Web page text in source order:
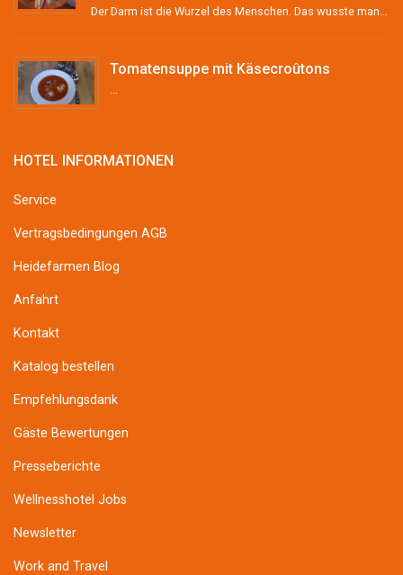
Tomatensuppe mit Käsecroûtons
HOTEL INFORMATIONEN
Service
Vertragsbedingungen AGB
Heidefarmen Blog
Anfahrt
Kontakt
Katalog bestellen
Empfehlungsdank
Gäste Bewertungen
Presseberichte
Wellnesshotel Jobs
Newsletter
Work and Travel